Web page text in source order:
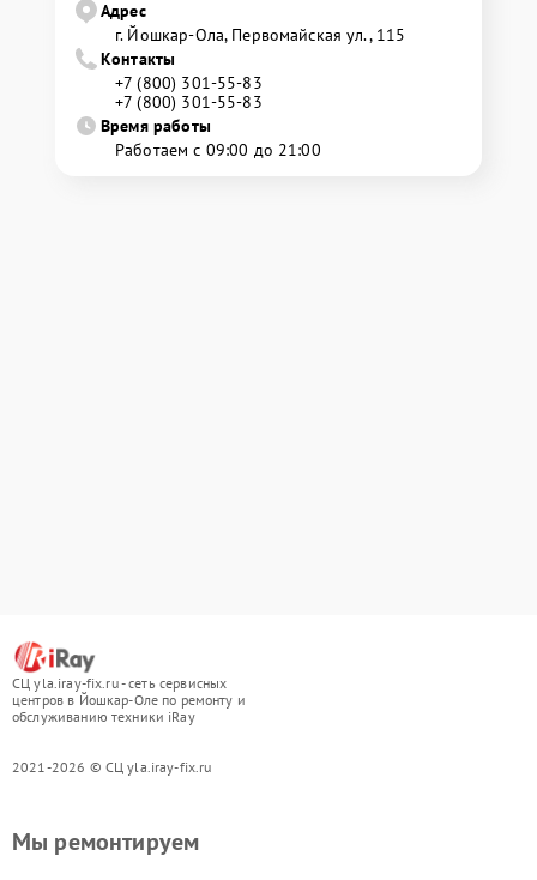
Адрес
г. Йошкар-Ола, Первомайская ул., 115
Контакты
+7 (800) 301-55-83
+7 (800) 301-55-83
Время работы
Работаем с 09:00 до 21:00
СЦ yla.iray-fix.ru - сеть сервисных
центров в Йошкар-Оле по ремонту и
обслуживанию техники iRay
2021-2026 © СЦ yla.iray-fix.ru
Мы ремонтируем